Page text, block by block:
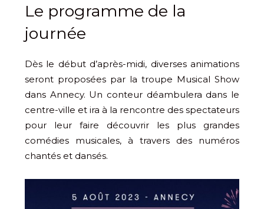
Le programme de la
journée
Dès le début d’après-midi, diverses animations
seront proposées par la troupe Musical Show
dans Annecy. Un conteur déambulera dans le
centre-ville et ira à la rencontre des spectateurs
pour leur faire découvrir les plus grandes
comédies musicales, à travers des numéros
chantés et dansés.